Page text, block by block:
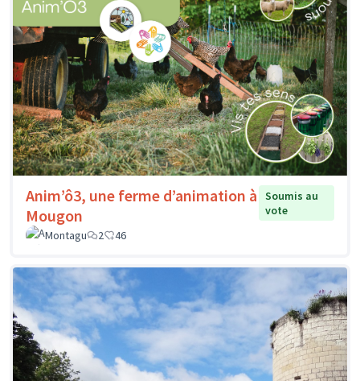
Anim’ô3, une ferme d’animation à
Mougon
Soumis au
vote
Montagu
2 46